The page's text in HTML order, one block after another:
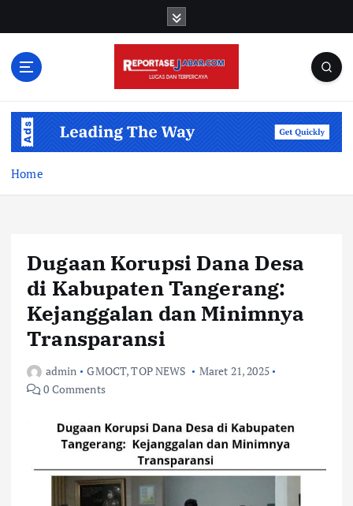
Home
Dugaan Korupsi Dana Desa
di Kabupaten Tangerang:
Kejanggalan dan Minimnya
Transparansi
admin GMOCT,TOP NEWS
Maret 21, 2025
0 Comments